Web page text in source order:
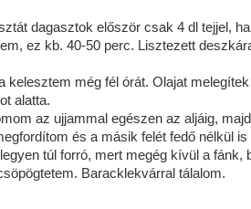
dagasztok először csak 4 dl tejjel,
ez kb. 40-50 perc. Lisztezett
kelesztem még fél órát. Olajat
alatta.
az ujjammal egészen az aljáig,
és a másik felét fedő nélkül is
túl forró, mert megég kívül a fánk,
Baracklekvárral tálalom.